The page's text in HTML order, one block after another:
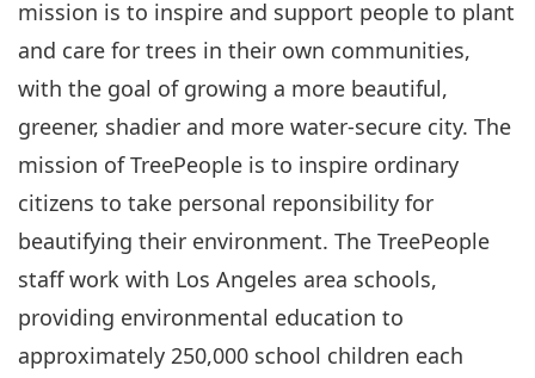
mission is to inspire and support people to plant
and care for trees in their own communities,
with the goal of growing a more beautiful,
greener, shadier and more water-secure city. The
mission of TreePeople is to inspire ordinary
citizens to take personal reponsibility for
beautifying their environment. The TreePeople
staff work with Los Angeles area schools,
providing environmental education to
approximately 250,000 school children each